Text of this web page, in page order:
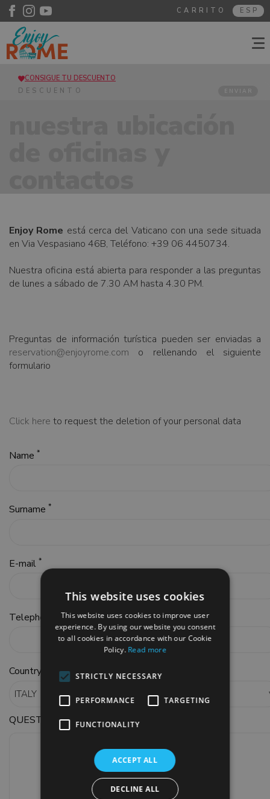
ESP
CARRITO
CONSIGUE TU DESCUENTO
ENVIAR
Enjoy Rome está cerca del Vaticano con una sede situada
en Via Vespasiano 46B, Teléfono: +39 06 4450734.
Nuestra oficina está abierta para responder a las preguntas
de lunes a sábado de 7.30 AM hasta 4.30 PM.
Preguntas de información turística pueden ser enviadas a
reservation@enjoyrome.com o rellenando el siguiente
formulario
Click here to request the deletion of your personal data
Name *
Surname *
E-mail *
Telephone
Country
QUESTIONS OR COMMENTS
This website uses cookies
This website uses cookies to improve user
experience. By using our website you consent
to all cookies in accordance with our Cookie
Policy. Read more
STRICTLY NECESSARY
PERFORMANCE TARGETING
FUNCTIONALITY
ACCEPT ALL
DECLINE ALL